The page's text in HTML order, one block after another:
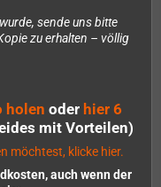
sende uns bitte
zu erhalten – völlig
holen oder hier 6
mit Vorteilen)
möchtest, klicke hier.
auch wenn der